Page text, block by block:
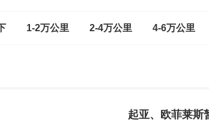
1-2万公里 2-4万公里 4-6万公里
起亚、欧菲莱斯